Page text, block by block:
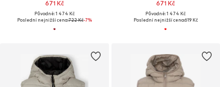
671 Kč
Původně: 1 474 Kč
Poslední nejnižší cena:722 Kč-7%
671 Kč
Původně: 1 474 Kč
Poslední nejnižší cena:619 Kč